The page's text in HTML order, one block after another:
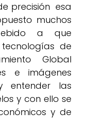
precisión esa
muchos
a que
de
Global
e imágenes
entender las
y con ello se
y de